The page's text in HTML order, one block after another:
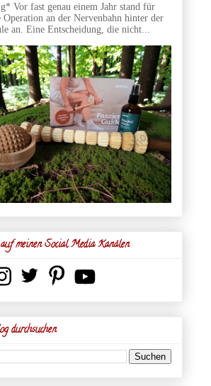
Vor fast genau einem Jahr stand für
Operation an der Nervenbahn hinter der
an. Eine Entscheidung, die nicht...
meinen Social Media Kanälen
durchsuchen